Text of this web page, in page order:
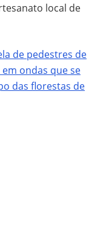
local de
de pedestres de
ondas que se
das florestas de